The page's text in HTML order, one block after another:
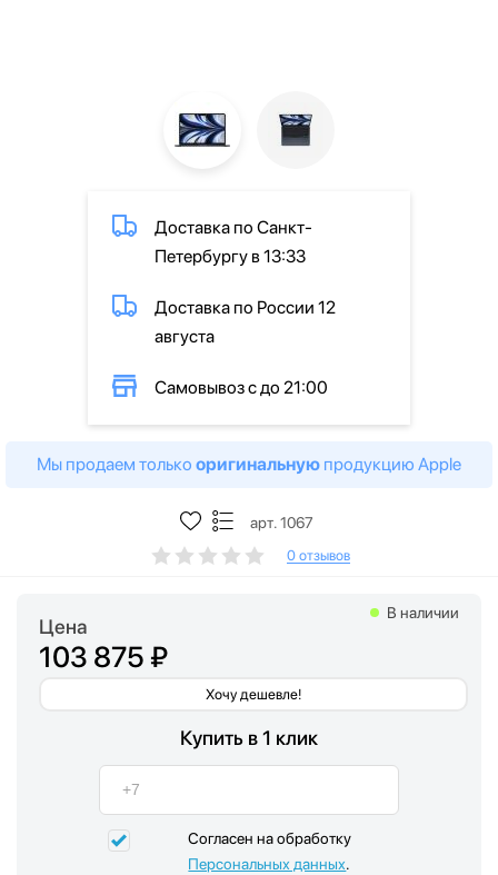
Доставка по Санкт-
Петербургу в 13:33
Доставка по России 12
августа
Самовывоз с до 21:00
Мы продаем только оригинальную продукцию Apple
арт. 1067
0 отзывов
Цена
103 875 ₽
Хочу дешевле!
В наличии
Купить в 1 клик
Согласен на обработку
Персональных данных.